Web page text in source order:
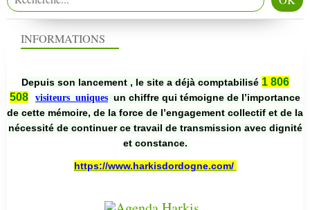
INFORMATIONS
Depuis son lancement , le site a déjà comptabilisé 1 806
508
visiteurs uniques un chiffre qui témoigne de l’importance
de cette mémoire, de la force de l’engagement collectif et de la
nécessité de continuer ce travail de transmission avec dignité
et constance.
https://www.harkisdordogne.com/